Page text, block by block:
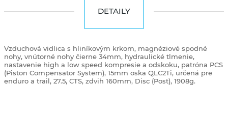
DETAILY
Vzduchová vidlica s hliníkovým krkom, magnéziové spodné
nohy, vnútorné nohy čierne 34mm, hydraulické tlmenie,
nastavenie high a low speed kompresie a odskoku, patróna PCS
(Piston Compensator System), 15mm oska QLC2Ti, určená pre
enduro a trail, 27.5, CTS, zdvih 160mm, Disc (Post), 1908g.